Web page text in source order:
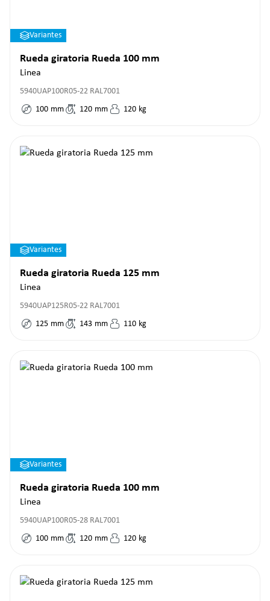
Variantes
Rueda giratoria Rueda 100 mm
Linea
5940UAP100R05-22 RAL7001
100 mm 120 mm 120 kg
Variantes
Rueda giratoria Rueda 125 mm
Linea
5940UAP125R05-22 RAL7001
125 mm 143 mm 110 kg
Variantes
Rueda giratoria Rueda 100 mm
Linea
5940UAP100R05-28 RAL7001
100 mm 120 mm 120 kg